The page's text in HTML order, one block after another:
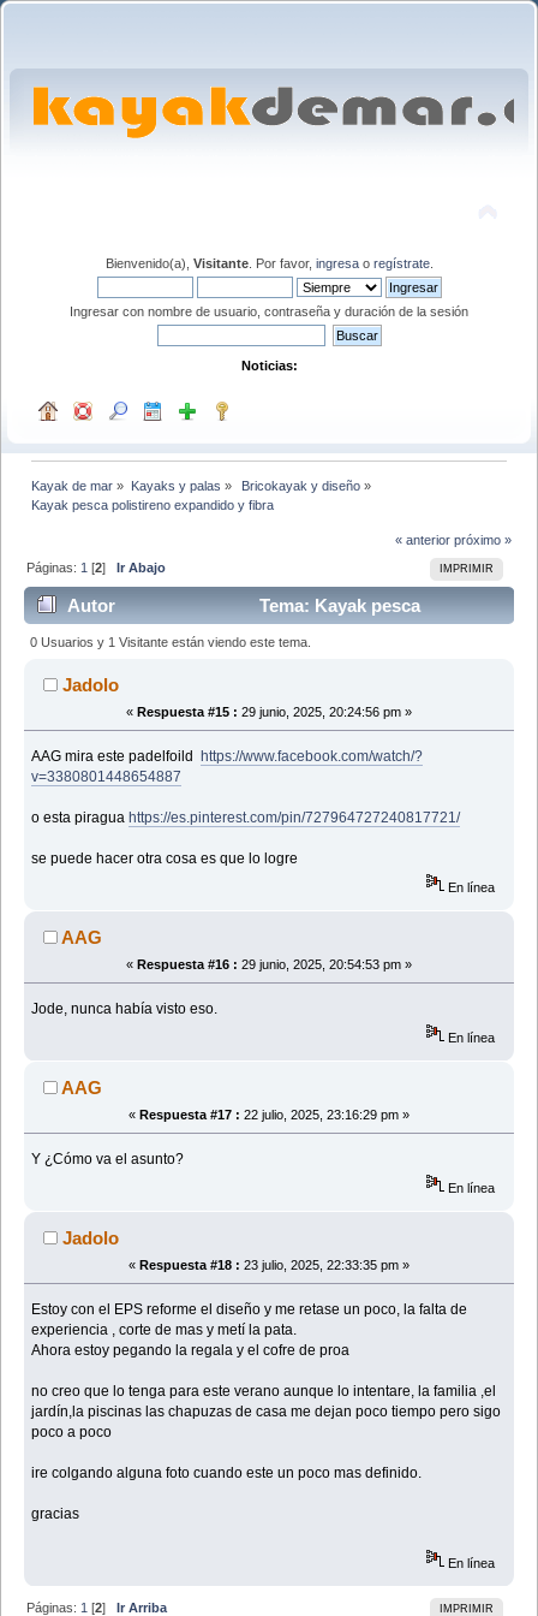
Bienvenido(a), Visitante. Por favor, ingresao regístrate.
Ingresar con nombre de usuario, contraseña y duración de la sesión
Noticias:
Kayak de mar » Kayaks y palas » Bricokayak y diseño»
Kayak pesca polistireno expandido y fibra
« anterior próximo »
IMPRIMIR
Páginas: 1 [2]Ir Abajo
Autor
Tema: Kayak pesca
polistireno expandido y fibra (Leído 44857 veces)
0 Usuarios y 1 Visitante están viendo este tema.
Jadolo
« Respuesta #15 : 29 junio, 2025, 20:24:56 pm »
AAG mira este padelfoildhttps://www.facebook.com/watch/?
v=3380801448654887
o esta piraguahttps://es.pinterest.com/pin/727964727240817721/
se puede hacer otra cosa es que lo logre
En línea
AAG
« Respuesta #16 : 29 junio, 2025, 20:54:53 pm »
Jode, nunca había visto eso.
En línea
AAG
« Respuesta #17 : 22 julio, 2025, 23:16:29 pm »
Y ¿Cómo va el asunto?
En línea
Jadolo
« Respuesta #18 : 23 julio, 2025, 22:33:35 pm »
Estoy con el EPS reforme el diseño y me retase un poco, la falta de
experiencia , corte de mas y metí la pata.
Ahora estoy pegando la regala y el cofre de proa
no creo que lo tenga para este verano aunque lo intentare, la familia ,el
jardín,la piscinas las chapuzas de casa me dejan poco tiempo pero sigo
poco a poco
ire colgando alguna foto cuando este un poco mas definido.
gracias
En línea
IMPRIMIR
Páginas: 1 [2]Ir Arriba